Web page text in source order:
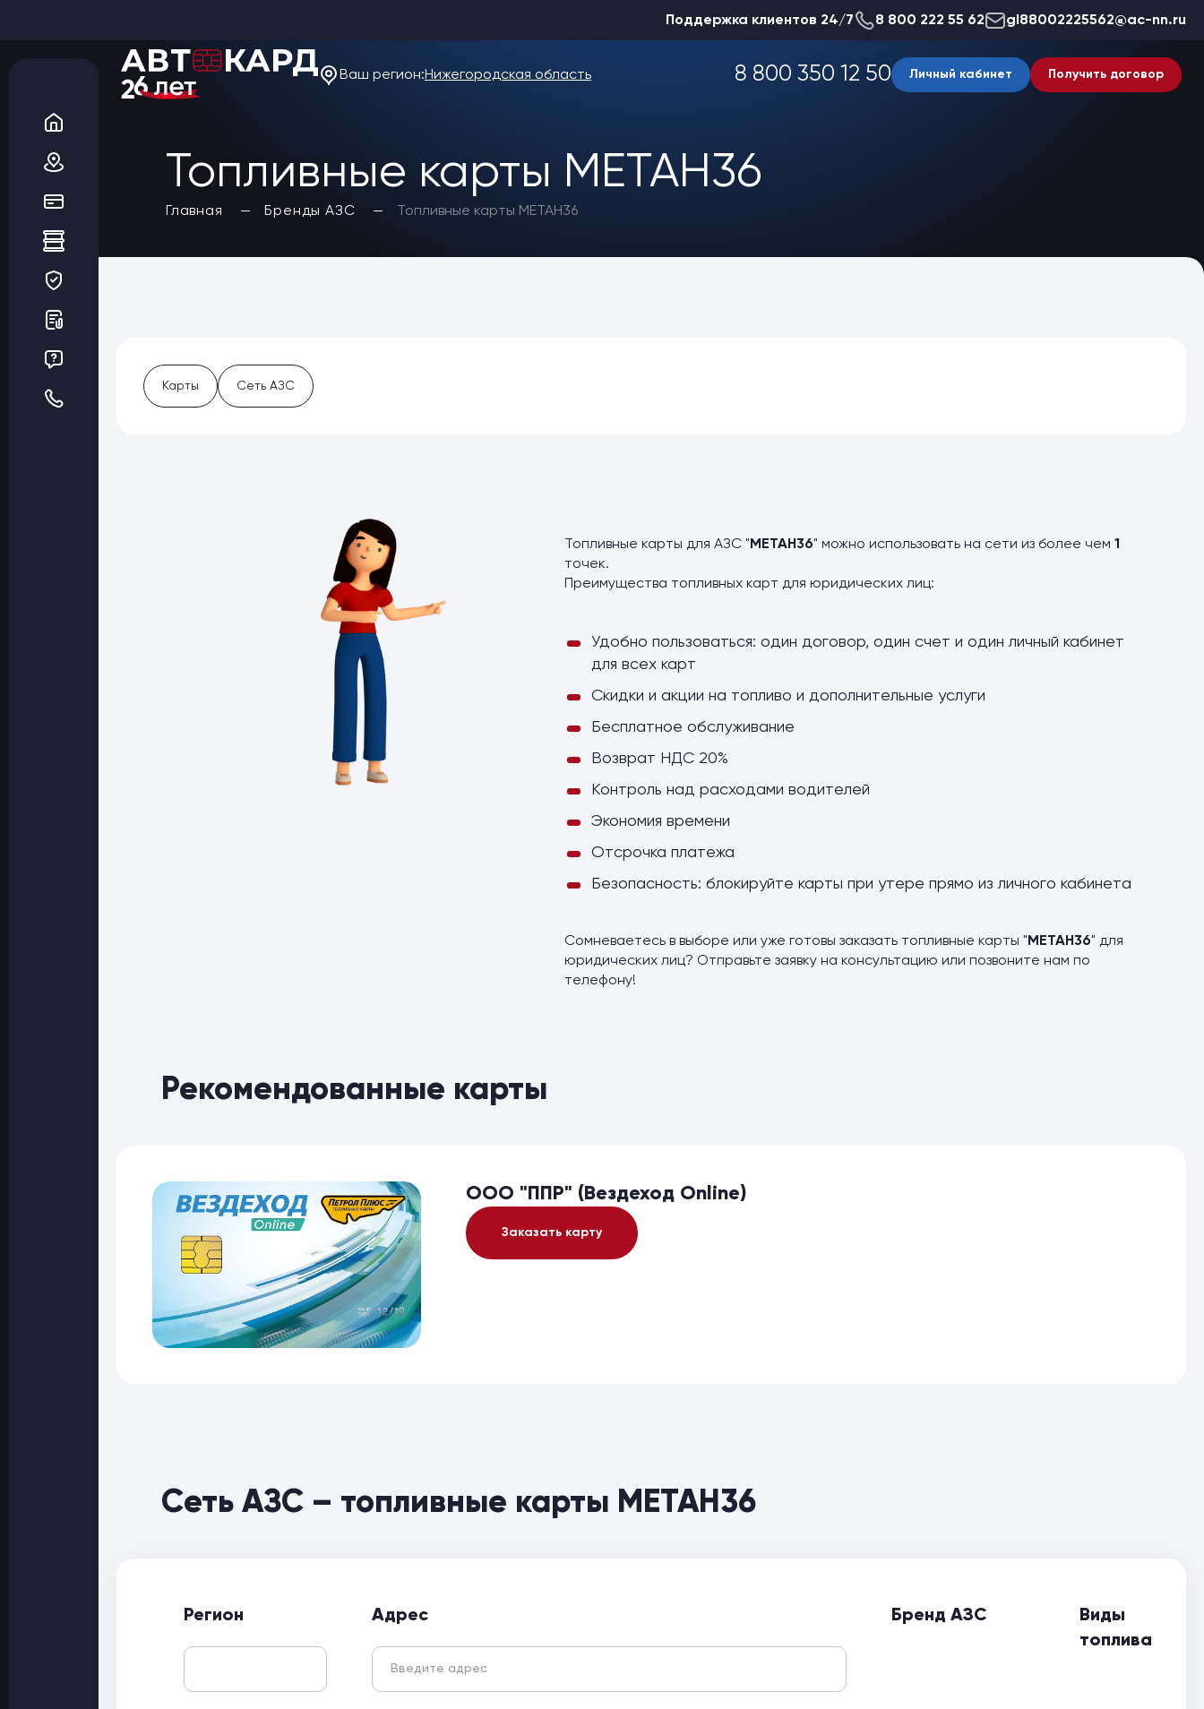
Поддержка клиентов 24/7 8 800 222 55 62 gl88002225562@ac-nn.ru
Ваш регион:Нижегородская область 8 800 350 12 50 Личный кабинет Получить договор
Топливные карты МЕТАН36
Главная Бренды АЗС Топливные карты МЕТАН36
Карты Сеть АЗС
Топливные карты для АЗС " МЕТАН36" можно использовать на сети из более чем 1
точек.
Преимущества топливных карт для юридических лиц:
Удобно пользоваться: один договор, один счет и один личный кабинет
для всех карт
Скидки и акции на топливо и дополнительные услуги
Бесплатное обслуживание
Возврат НДС 20%
Контроль над расходами водителей
Экономия времени
Отсрочка платежа
Безопасность: блокируйте карты при утере прямо из личного кабинета
Сомневаетесь в выборе или уже готовы заказать топливные карты " МЕТАН36" для
юридических лиц? Отправьте заявку на консультацию или позвоните нам по
телефону!
Рекомендованные карты
ООО "ППР" (Вездеход Online)
Заказать карту
Сеть АЗС – топливные карты МЕТАН36
Регион Адрес Бренд АЗС
Виды
топлива
О компании
Акции
Благотворительность
Статьи
Топливные карты
Заказать карты
Получить выгоду
Регионы
Бренды АЗС
Шиномонтаж
Оптовые поставки
Электронные перевозочные документы